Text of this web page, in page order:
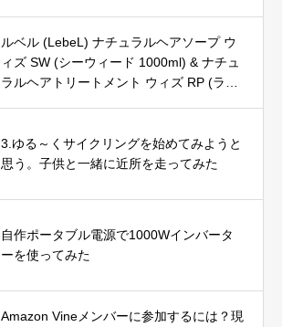
ルベル (LebeL) ナチュラルヘアソープ ウ
ィズ SW (シーウィード 1000ml) & ナチュ
ラルヘアトリートメント ウィズ RP (ライ
3.ゆる～くサイクリングを始めてみようと
思う。子供と一緒に近所を走ってみた
自作ポータブル電源で1000Wインバータ
ーを使ってみた
Amazon Vineメンバーに参加するには？現